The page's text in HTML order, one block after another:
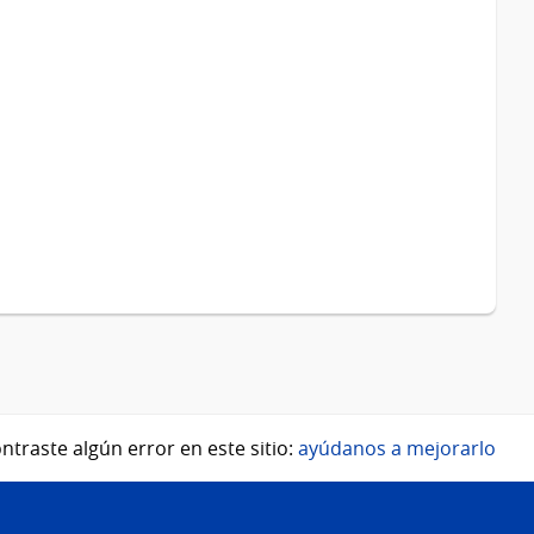
algún error en este sitio: ayúdanos a mejorarlo